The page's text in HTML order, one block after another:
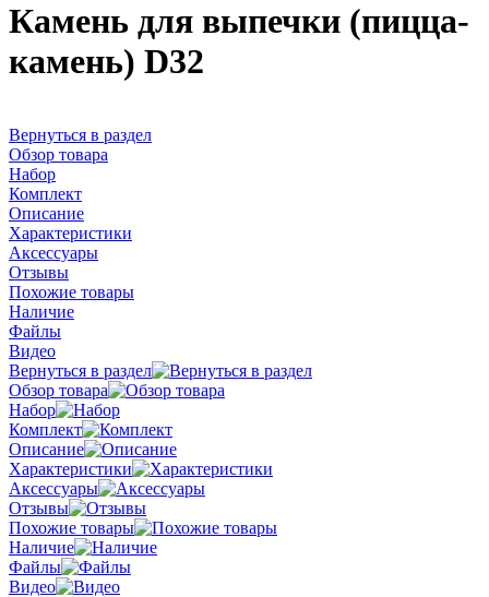
Камень для выпечки (пицца-
камень) D32
Вернуться в раздел
Обзор товара
Набор
Комплект
Описание
Характеристики
Аксессуары
Отзывы
Похожие товары
Наличие
Файлы
Видео
Вернуться в раздел
Обзор товара
Набор
Комплект
Описание
Характеристики
Аксессуары
Отзывы
Похожие товары
Наличие
Файлы
Видео